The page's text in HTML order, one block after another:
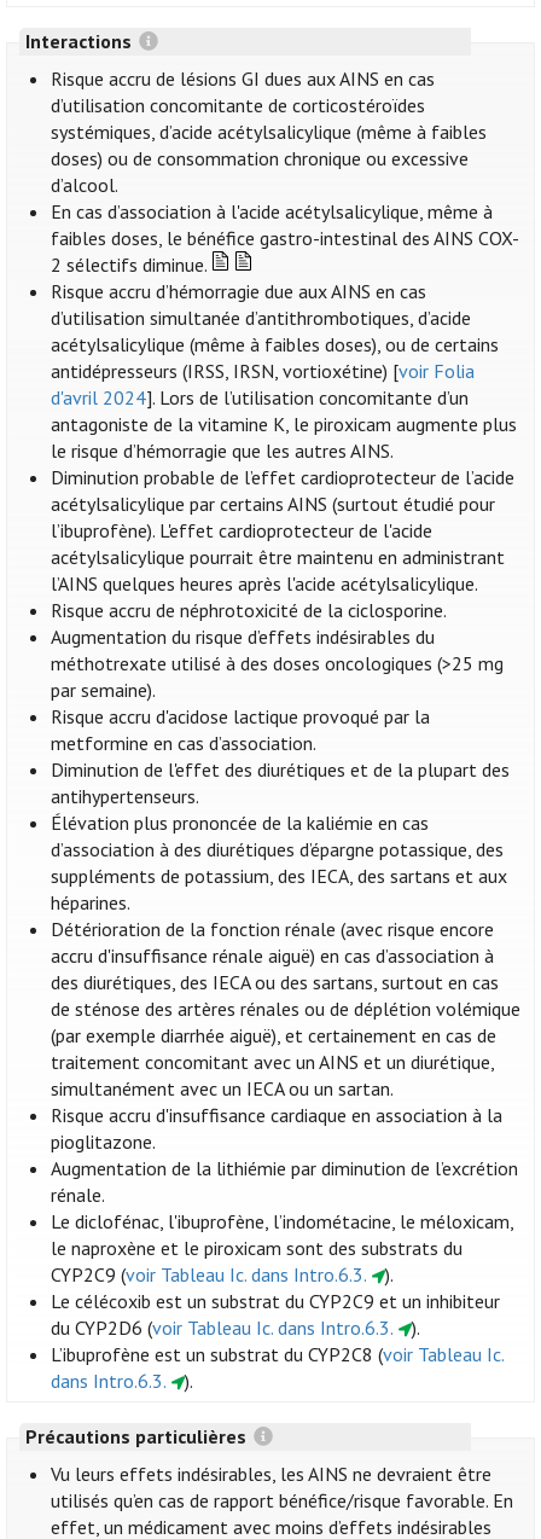
Interactions
Risque accru de lésions GI dues aux AINS en cas
d’utilisation concomitante de corticostéroïdes
systémiques, d’acide acétylsalicylique (même à faibles
doses) ou de consommation chronique ou excessive
d’alcool.
En cas d’association à l'acide acétylsalicylique, même à
faibles doses, le bénéfice gastro-intestinal des AINS COX-
2 sélectifs diminue.
Risque accru d’hémorragie due aux AINS en cas
d’utilisation simultanée d’antithrombotiques, d’acide
acétylsalicylique (même à faibles doses), ou de certains
antidépresseurs (IRSS, IRSN, vortioxétine) [voir Folia
d'avril 2024]. Lors de l’utilisation concomitante d’un
antagoniste de la vitamine K, le piroxicam augmente plus
le risque d’hémorragie que les autres AINS.
Diminution probable de l’effet cardioprotecteur de l’acide
acétylsalicylique par certains AINS (surtout étudié pour
l’ibuprofène). L'effet cardioprotecteur de l'acide
acétylsalicylique pourrait être maintenu en administrant
l’AINS quelques heures après l'acide acétylsalicylique.
Risque accru de néphrotoxicité de la ciclosporine.
Augmentation du risque d’effets indésirables du
méthotrexate utilisé à des doses oncologiques (>25 mg
par semaine).
Risque accru d'acidose lactique provoqué par la
metformine en cas d’association.
Diminution de l'effet des diurétiques et de la plupart des
antihypertenseurs.
Élévation plus prononcée de la kaliémie en cas
d’association à des diurétiques d’épargne potassique, des
suppléments de potassium, des IECA, des sartans et aux
héparines.
Détérioration de la fonction rénale (avec risque encore
accru d'insuffisance rénale aiguë) en cas d’association à
des diurétiques, des IECA ou des sartans, surtout en cas
de sténose des artères rénales ou de déplétion volémique
(par exemple diarrhée aiguë), et certainement en cas de
traitement concomitant avec un AINS et un diurétique,
simultanément avec un IECA ou un sartan.
Risque accru d'insuffisance cardiaque en association à la
pioglitazone.
Augmentation de la lithiémie par diminution de l’excrétion
rénale.
Le diclofénac, l'ibuprofène, l’indométacine, le méloxicam,
le naproxène et le piroxicam sont des substrats du
CYP2C9 (voir Tableau Ic. dans Intro.6.3.
).
Le célécoxib est un substrat du CYP2C9 et un inhibiteur
du CYP2D6 (voir Tableau Ic. dans Intro.6.3.
).
L’ibuprofène est un substrat du CYP2C8 (voir Tableau Ic.
dans Intro.6.3.
).
Précautions particulières
Vu leurs effets indésirables, les AINS ne devraient être
utilisés qu’en cas de rapport bénéfice/risque favorable. En
effet, un médicament avec moins d’effets indésirables